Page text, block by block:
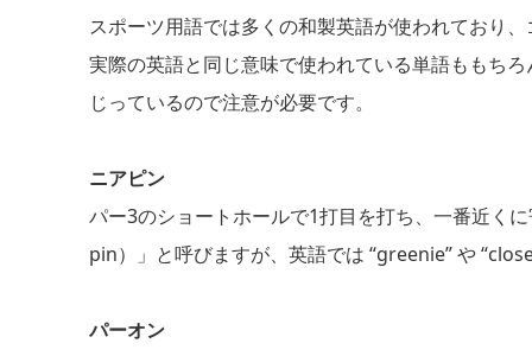
スポーツ用語では多くの和製英語が使われており
実際の英語と同じ意味で使われている単語ももち
じっているので注意が必要です。
ニアピン
パー3のショートホールで1打目を打ち、一番近く
pin）」と呼びますが、英語では “greenie” や
パーオン